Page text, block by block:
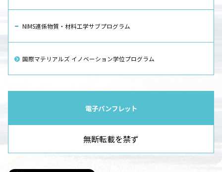
NIMS連係物質・材料工学サブプログラム
国際マテリアルズ イノベーション学位プログラム
電子パンフレット
無断転載を禁ず